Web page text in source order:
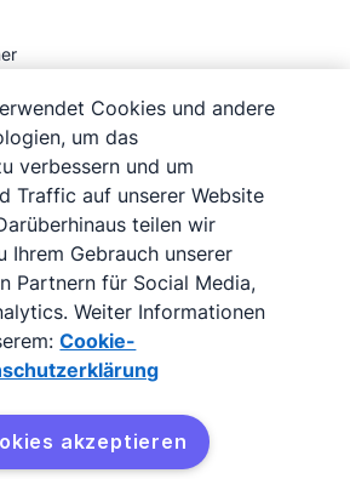
Kostenlos testen
Verkaufs-CRM.
Cookies und andere
um das
verbessern und um
Traffic auf unserer Website
teilen wir
Ihrem Gebrauch unserer
Partnern für Social Media,
Weiter Informationen
Cookie-
akzeptieren